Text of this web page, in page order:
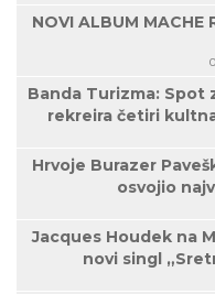
NOVI ALBUM
Banda Turizma: Spot
rekreira četiri
Hrvoje Burazer
osvojio
Jacques Houdek na
novi singl